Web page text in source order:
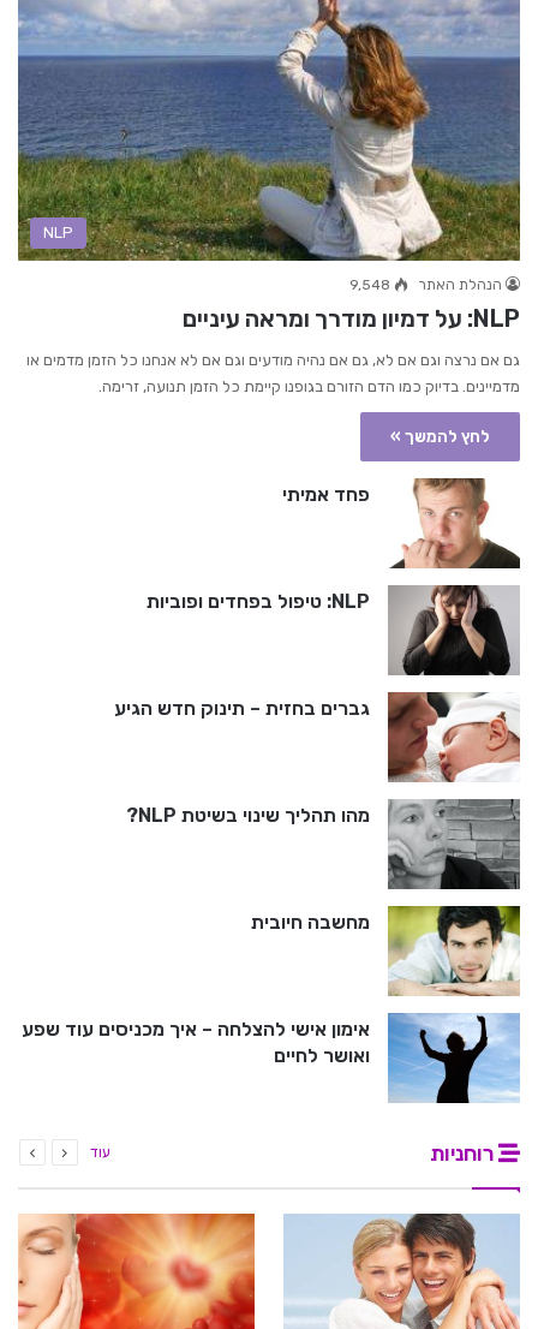
NLP
הנהלת האתר 9,548
NLP: על דמיון מודרך ומראה עיניים
גם אם נרצה וגם אם לא, גם אם נהיה מודעים וגם אם לא אנחנו כל הזמן מדמים או
מדמיינים. בדיוק כמו הדם הזורם בגופנו קיימת כל הזמן תנועה, זרימה.
לחץ להמשך »
פחד אמיתי
NLP: טיפול בפחדים ופוביות
גברים בחזית – תינוק חדש הגיע
מהו תהליך שינוי בשיטת NLP?
מחשבה חיובית
אימון אישי להצלחה – איך מכניסים עוד שפע
ואושר לחיים
רוחניות עוד